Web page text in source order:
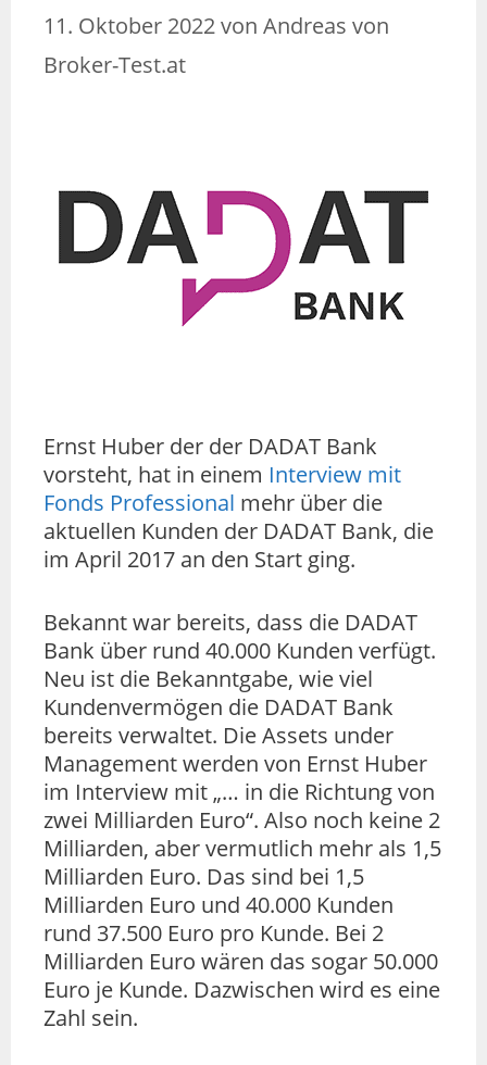
11. Oktober 2022von Andreas von
Broker-Test.at
Ernst Huber der der DADAT Bank
vorsteht, hat in einem Interview mit
Fonds Professional mehr über die
aktuellen Kunden der DADAT Bank, die
im April 2017 an den Start ging.
Bekannt war bereits, dass die DADAT
Bank über rund 40.000 Kunden verfügt.
Neu ist die Bekanntgabe, wie viel
Kundenvermögen die DADAT Bank
bereits verwaltet. Die Assets under
Management werden von Ernst Huber
im Interview mit „… in die Richtung von
zwei Milliarden Euro“. Also noch keine 2
Milliarden, aber vermutlich mehr als 1,5
Milliarden Euro. Das sind bei 1,5
Milliarden Euro und 40.000 Kunden
rund 37.500 Euro pro Kunde. Bei 2
Milliarden Euro wären das sogar 50.000
Euro je Kunde. Dazwischen wird es eine
Zahl sein.